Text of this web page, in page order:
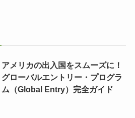
アメリカの出入国をスムーズに！
グローバルエントリー・プログラ
ム（Global Entry）完全ガイド